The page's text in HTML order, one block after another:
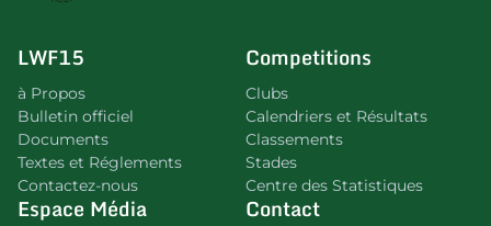
LWF15
à Propos
Bulletin officiel
Documents
Textes et Réglements
Contactez-nous
Competitions
Clubs
Calendriers et Résultats
Classements
Stades
Centre des Statistiques
Espace Média Contact